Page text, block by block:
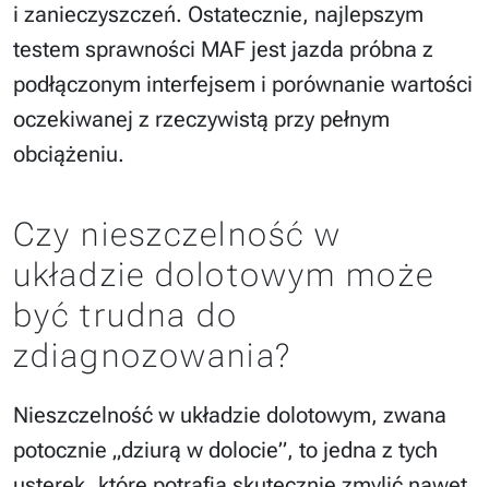
i zanieczyszczeń. Ostatecznie, najlepszym
testem sprawności MAF jest jazda próbna z
podłączonym interfejsem i porównanie wartości
oczekiwanej z rzeczywistą przy pełnym
obciążeniu.
Czy nieszczelność w
układzie dolotowym może
być trudna do
zdiagnozowania?
Nieszczelność w układzie dolotowym, zwana
potocznie „dziurą w dolocie”, to jedna z tych